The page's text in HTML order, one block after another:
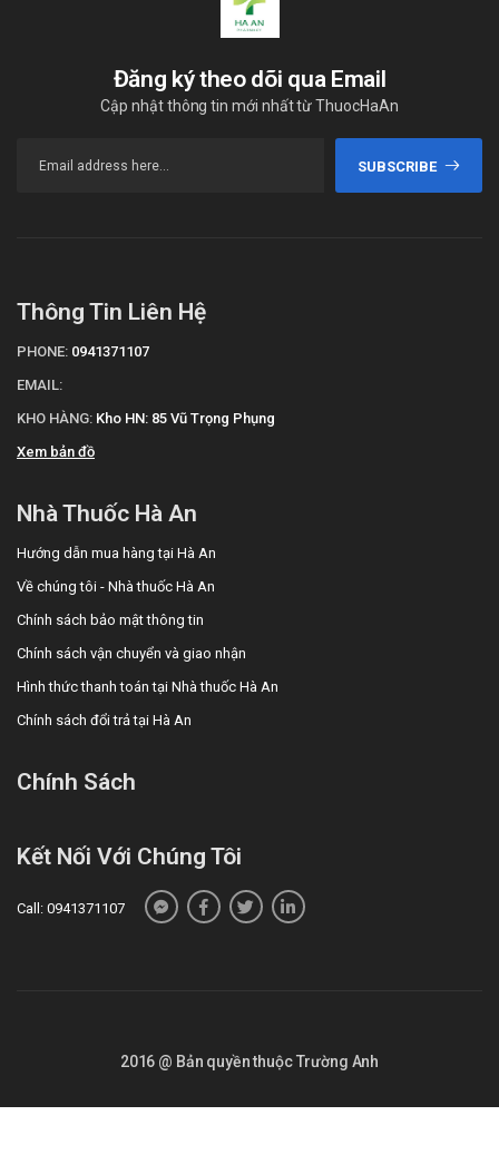
Đăng ký theo dõi qua Email
Cập nhật thông tin mới nhất từ ThuocHaAn
SUBSCRIBE
Thông Tin Liên Hệ
PHONE: 0941371107
EMAIL:
KHO HÀNG: Kho HN: 85 Vũ Trọng Phụng
Xem bản đồ
Nhà Thuốc Hà An
Hướng dẫn mua hàng tại Hà An
Về chúng tôi - Nhà thuốc Hà An
Chính sách bảo mật thông tin
Chính sách vận chuyển và giao nhận
Hình thức thanh toán tại Nhà thuốc Hà An
Chính sách đổi trả tại Hà An
Chính Sách
Kết Nối Với Chúng Tôi
Call: 0941371107
2016 @ Bản quyền thuộc Trường Anh